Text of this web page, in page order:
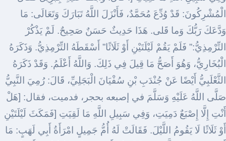
الْمُشْرِكُونَ: قَدْ وُدِّعَ مُحَمَّدٌ، فَأَنْزَلَ اللَّهُ تَبَارَكَ وَتَعَالَى: مَا
وَدَّعَكَ رَبُّكَ وَما قَلى. هَذَا حَدِيثٌ حَسَنٌ صَحِيحٌ. لَمْ يَذْكُرْ
التِّرْمِذِيُّ:” فَلَمْ يَقُمْ لَيْلَتَيْنِ أَوْ ثَلَاثًا” أَسْقَطَهُ التِّرْمِذِيُّ. وَذَكَرَهُ
الْبُخَارِيُّ، وَهُوَ أَصَحُّ مَا قِيلَ فِي ذَلِكَ. وَاللَّهُ أَعْلَمُ. وَقَدْ ذَكَرَهُ
الثَّعْلَبِيُّ أَيْضًا عَنْ جُنْدَبِ بْنِ سُفْيَانَ الْبَجَلِيِّ، قَالَ: رُمِيَ النَّبِيُّ
صَلَّى اللَّهُ عَلَيْهِ وَسَلَّمَ في إصبعه بحجر، فدميت، فقال: [هَلْ
أَنْتِ إِلَّا إِصْبَعٌ دَمِيَتِ، وَفِي سَبِيلِ اللَّهِ مَا لَقِيَتِ [فَمَكَثَ لَيْلَتَيْنِ
أَوْ ثَلَاثًا لَا يَقُومُ اللَّيْلَ. فَقَالَتْ لَهُ أُمُّ جَمِيلٍ امْرَأَةُ أَبِي لَهَبٍ: مَا